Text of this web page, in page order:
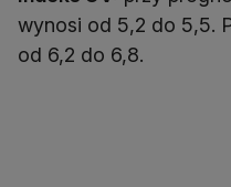
wynosi od 5,2 do 5,5.
od 6,2 do 6,8.